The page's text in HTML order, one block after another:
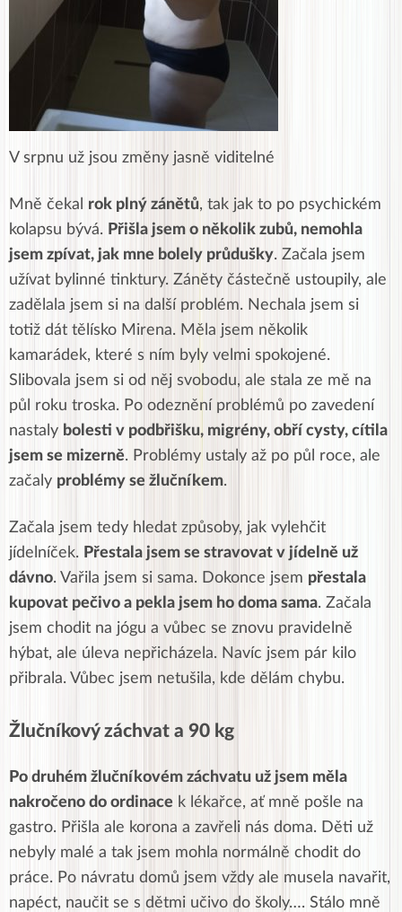
V srpnu už jsou změny jasně viditelné
Mně čekal rok plný zánětů, tak jak to po psychickém
kolapsu bývá. Přišla jsem o několik zubů, nemohla
jsem zpívat, jak mne bolely průdušky. Začala jsem
užívat bylinné tinktury. Záněty částečně ustoupily, ale
zadělala jsem si na další problém. Nechala jsem si
totiž dát tělísko Mirena. Měla jsem několik
kamarádek, které s ním byly velmi spokojené.
Slibovala jsem si od něj svobodu, ale stala ze mě na
půl roku troska. Po odeznění problémů po zavedení
nastaly bolesti v podbřišku, migrény, obří cysty, cítila
jsem se mizerně. Problémy ustaly až po půl roce, ale
začaly problémy se žlučníkem.
Začala jsem tedy hledat způsoby, jak vylehčit
jídelníček. Přestala jsem se stravovat v jídelně už
dávno. Vařila jsem si sama. Dokonce jsem přestala
kupovat pečivo a pekla jsem ho doma sama. Začala
jsem chodit na jógu a vůbec se znovu pravidelně
hýbat, ale úleva nepřicházela. Navíc jsem pár kilo
přibrala. Vůbec jsem netušila, kde dělám chybu.
Žlučníkový záchvat a 90 kg
Po druhém žlučníkovém záchvatu už jsem měla
nakročeno do ordinace k lékařce, ať mně pošle na
gastro. Přišla ale korona a zavřeli nás doma. Děti už
nebyly malé a tak jsem mohla normálně chodit do
práce. Po návratu domů jsem vždy ale musela navařit,
napéct, naučit se s dětmi učivo do školy…. Stálo mně